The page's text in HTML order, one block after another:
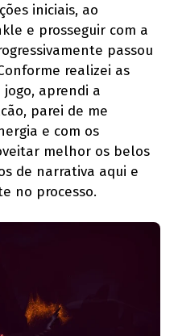
iniciais, ao
e prosseguir com a
passou
realizei as
jogo, aprendi a
parei de me
e com os
melhor os belos
de narrativa aqui e
no processo.